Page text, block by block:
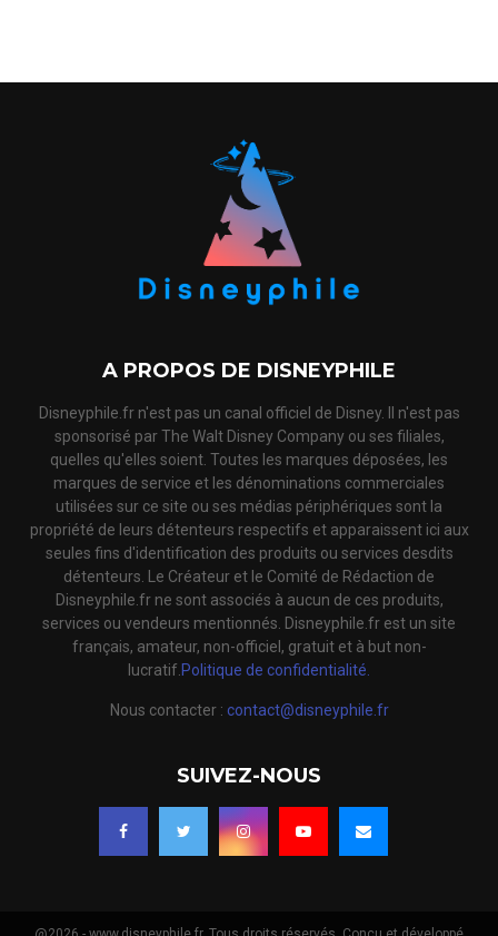
A PROPOS DE DISNEYPHILE
Disneyphile.fr n'est pas un canal officiel de Disney. Il n'est pas
sponsorisé par The Walt Disney Company ou ses filiales,
quelles qu'elles soient. Toutes les marques déposées, les
marques de service et les dénominations commerciales
utilisées sur ce site ou ses médias périphériques sont la
propriété de leurs détenteurs respectifs et apparaissent ici aux
seules fins d'identification des produits ou services desdits
détenteurs. Le Créateur et le Comité de Rédaction de
Disneyphile.fr ne sont associés à aucun de ces produits,
services ou vendeurs mentionnés. Disneyphile.fr est un site
français, amateur, non-officiel, gratuit et à but non-
lucratif. Politique de confidentialité.
Nous contacter : contact@disneyphile.fr
SUIVEZ-NOUS